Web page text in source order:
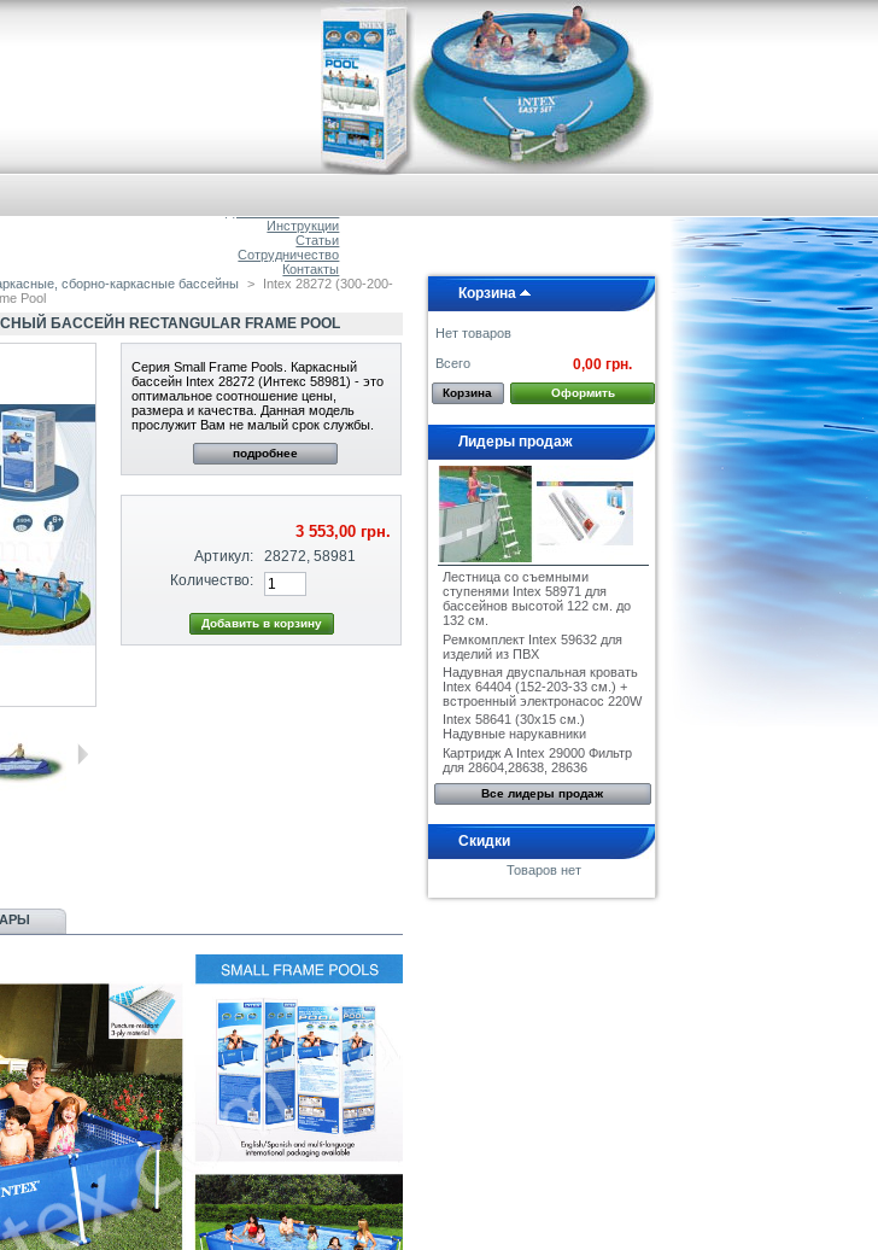
Инструкции
Статьи
Сотрудничество
Контакты
сборно-каркасные бассейны >
Intex 28272 (300-200-
Pool
БАССЕЙН RECTANGULAR FRAME POOL
Серия Small Frame Pools. Каркасный
бассейн Intex 28272 (Интекс 58981 ) - это
оптимальное соотношение цены,
размера и качества. Данная модель
прослужит Вам не малый срок службы.
подробнее
3 553,00 грн.
Артикул:
28272, 58981
Количество:
Корзина
Нет товаров
Всего 0,00 грн.
Корзина Оформить
Лидеры продаж
Лестница со съемными
ступенями Intex 58971 для
бассейнов высотой 122 см. до
132 см.
Ремкомплект Intex 59632 для
изделий из ПВХ
Надувная двуспальная кровать
Intex 64404 (152-203-33 см.) +
встроенный электронасос 220W
Intex 58641 (30x15 см.)
Надувные нарукавники
Картридж А Intex 29000 Фильтр
для 28604,28638, 28636
Все лидеры продаж
Скидки
Товаров нет